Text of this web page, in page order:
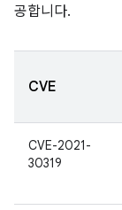
공합니다.
CVE
CVE-2021-
30319